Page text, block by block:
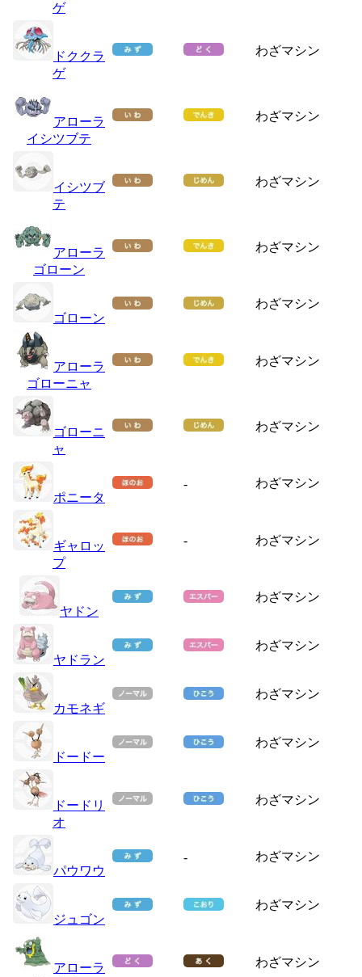
ゲ
ドククラ
ゲ
わざマシン
アローラ
イシツブテ
わざマシン
イシツブ
テ
わざマシン
アローラ
ゴローン
わざマシン
ゴローン
わざマシン
アローラ
ゴローニャ
わざマシン
ゴローニ
ャ
わざマシン
ポニータ
- わざマシン
ギャロッ
プ
- わざマシン
ヤドン
わざマシン
ヤドラン
わざマシン
カモネギ
わざマシン
ドードー
わざマシン
ドードリ
オ
わざマシン
パウワウ
- わざマシン
ジュゴン
わざマシン
アローラ
わざマシン